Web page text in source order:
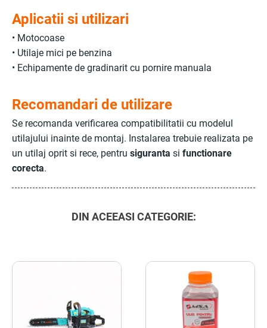
Aplicatii si utilizari
• Motocoase
• Utilaje mici pe benzina
• Echipamente de gradinarit cu pornire manuala
Recomandari de utilizare
Se recomanda verificarea compatibilitatii cu modelul
utilajului inainte de montaj. Instalarea trebuie realizata pe
un utilaj oprit si rece, pentru siguranta si functionare
corecta.
DIN ACEEASI CATEGORIE: